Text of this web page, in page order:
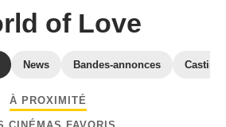
of Love
News Bandes-annonces Casting
À PROXIMITÉ